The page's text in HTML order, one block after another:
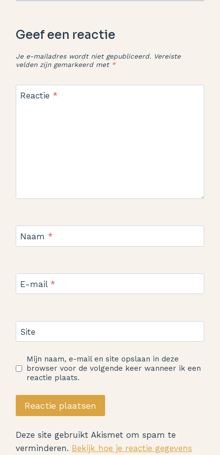
Geef een reactie
Je e-mailadres wordt niet gepubliceerd. Vereiste
velden zijn gemarkeerd met *
Reactie *
Naam *
E-mail *
Site
Mijn naam, e-mail en site opslaan in deze
browser voor de volgende keer wanneer ik een
reactie plaats.
Deze site gebruikt Akismet om spam te
verminderen. Bekijk hoe je reactie gegevens